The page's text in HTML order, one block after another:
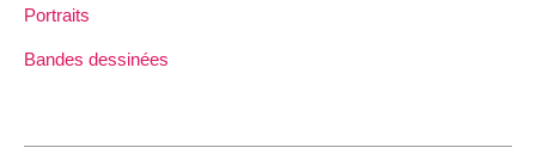
Portraits
Bandes dessinées